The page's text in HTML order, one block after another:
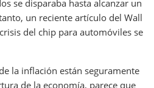
se disparaba hasta alcanzar un
un reciente artículo del Wall
del chip para automóviles se
la inflación están seguramente
de la economía, parece que